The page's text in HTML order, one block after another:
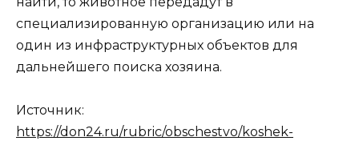
специализированную организацию или на
один из инфраструктурных объектов для
дальнейшего поиска хозяина.
Источник:
https://don24.ru/rubric/obschestvo/koshek-